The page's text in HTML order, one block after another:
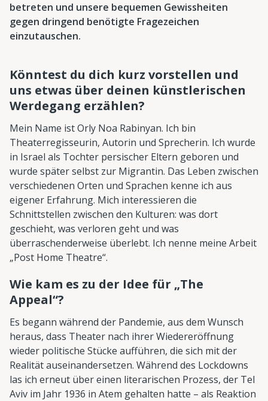
betreten und unsere bequemen Gewissheiten
gegen dringend benötigte Fragezeichen
einzutauschen.
Könntest du dich kurz vorstellen und
uns etwas über deinen künstlerischen
Werdegang erzählen?
Mein Name ist Orly Noa Rabinyan. Ich bin
Theaterregisseurin, Autorin und Sprecherin. Ich wurde
in Israel als Tochter persischer Eltern geboren und
wurde später selbst zur Migrantin. Das Leben zwischen
verschiedenen Orten und Sprachen kenne ich aus
eigener Erfahrung. Mich interessieren die
Schnittstellen zwischen den Kulturen: was dort
geschieht, was verloren geht und was
überraschenderweise überlebt. Ich nenne meine Arbeit
„Post Home Theatre“.
Wie kam es zu der Idee für „The
Appeal“?
Es begann während der Pandemie, aus dem Wunsch
heraus, dass Theater nach ihrer Wiedereröffnung
wieder politische Stücke aufführen, die sich mit der
Realität auseinandersetzen. Während des Lockdowns
las ich erneut über einen literarischen Prozess, der Tel
Aviv im Jahr 1936 in Atem gehalten hatte – als Reaktion